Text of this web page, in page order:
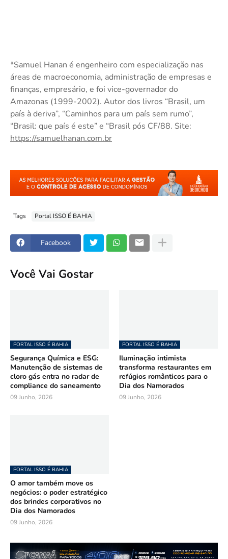
*Samuel Hanan é engenheiro com especialização nas
áreas de macroeconomia, administração de empresas e
finanças, empresário, e foi vice-governador do
Amazonas (1999-2002). Autor dos livros “Brasil, um
país à deriva”, “Caminhos para um país sem rumo”,
“Brasil: que país é este” e “Brasil pós CF/88. Site:
https://samuelhanan.com.br
Tags Portal ISSO É BAHIA
Facebook
Você Vai Gostar
PORTAL ISSO É BAHIA
Segurança Química e ESG:
Manutenção de sistemas de
cloro gás entra no radar de
compliance do saneamento
09 Junho, 2026
PORTAL ISSO É BAHIA
Iluminação intimista
transforma restaurantes em
refúgios românticos para o
Dia dos Namorados
09 Junho, 2026
PORTAL ISSO É BAHIA
O amor também move os
negócios: o poder estratégico
dos brindes corporativos no
Dia dos Namorados
09 Junho, 2026